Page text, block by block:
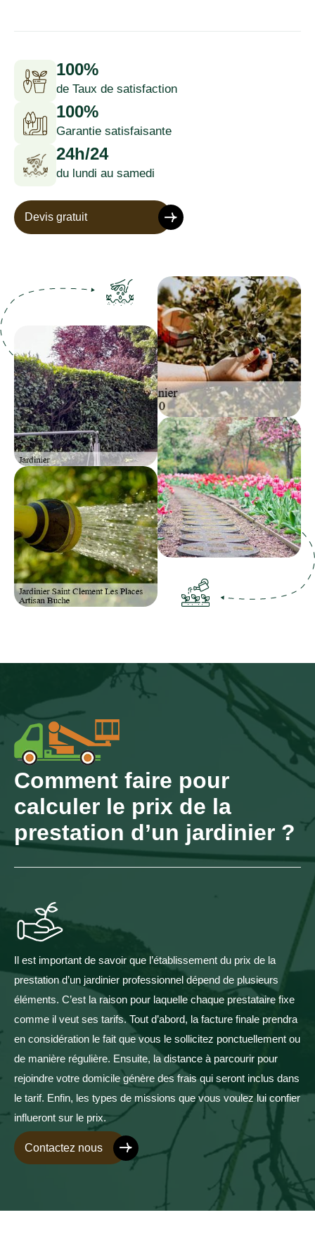
100%
de Taux de satisfaction
100%
Garantie satisfaisante
24h/24
du lundi au samedi
Devis gratuit
Comment faire pour
calculer le prix de la
prestation d’un jardinier ?
Il est important de savoir que l’établissement du prix de la
prestation d’un jardinier professionnel dépend de plusieurs
éléments. C’est la raison pour laquelle chaque prestataire fixe
comme il veut ses tarifs. Tout d’abord, la facture finale prendra
en considération le fait que vous le sollicitez ponctuellement ou
de manière régulière. Ensuite, la distance à parcourir pour
rejoindre votre domicile génère des frais qui seront inclus dans
le tarif. Enfin, les types de missions que vous voulez lui confier
influeront sur le prix.
Contactez nous